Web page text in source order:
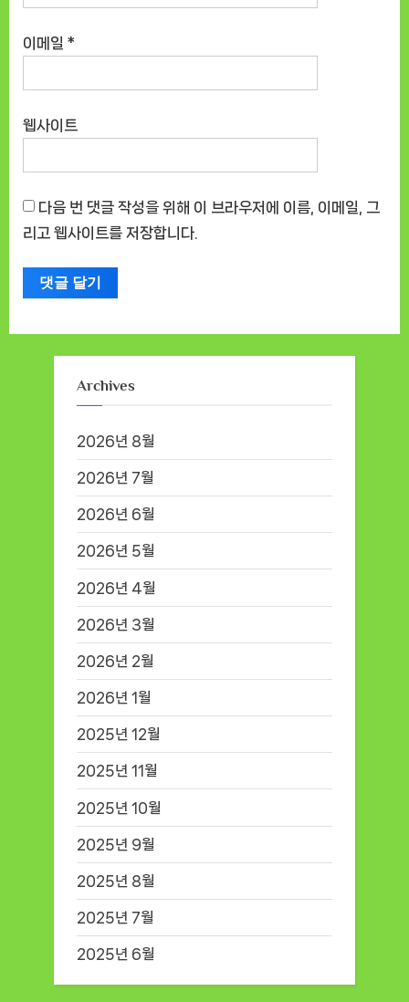
이메일 *
웹사이트
다음 번 댓글 작성을 위해 이 브라우저에 이름, 이메일, 그
리고 웹사이트를 저장합니다.
Archives
2026년 8월
2026년 7월
2026년 6월
2026년 5월
2026년 4월
2026년 3월
2026년 2월
2026년 1월
2025년 12월
2025년 11월
2025년 10월
2025년 9월
2025년 8월
2025년 7월
2025년 6월